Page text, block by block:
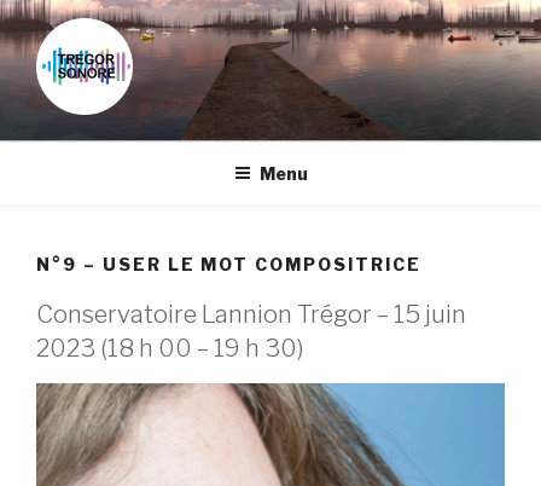
Skip
to
content
Menu
N°9 – USER LE MOT COMPOSITRICE
Conservatoire Lannion Trégor – 15 juin
2023 (18 h 00 – 19 h 30)